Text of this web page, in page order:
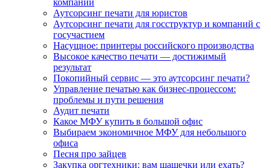
компаний
Аутсорсинг печати для юристов
Аутсорсинг печати для госструктур и компаний с
госучастием
Насущное: принтеры российского производства
Высокое качество печати — достижимый
результат
Покопийный сервис — это аутсорсинг печати?
Управление печатью как бизнес-процессом:
проблемы и пути решения
Аудит печати
Какое МФУ купить в большой офис
Выбираем экономичное МФУ для небольшого
офиса
Песня про зайцев
Закупка оргтехники: вам шашечки или ехать?